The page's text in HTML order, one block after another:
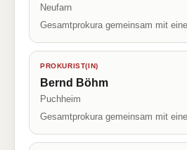
Neufarn
Gesamtprokura gemeinsam mit
PROKURIST(IN)
Bernd Böhm
Puchheim
Gesamtprokura gemeinsam mit